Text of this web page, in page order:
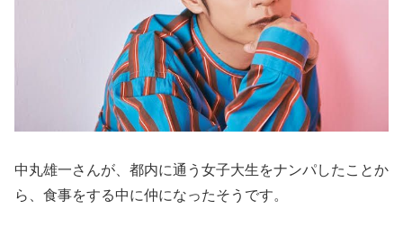
中丸雄一さんが、都内に通う女子大生をナンパしたことか
ら、食事をする中に仲になったそうです。